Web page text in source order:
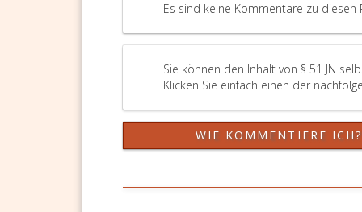
30
des
und
nach
fünf
des
Es sind keine Kommentare zu diesen
Sie können den Inhalt von § 51 JN
Klicken Sie einfach einen der
WIE KOMMENTIERE ICH?